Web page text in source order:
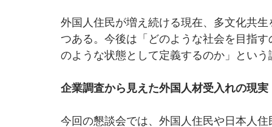
外国人住民が増え続ける現在、多文化共
つある。今後は「どのような社会を目指
のような状態として定義するのか」とい
企業調査から見えた外国人材受入れの現実
今回の懇談会では、外国人住民や日本人